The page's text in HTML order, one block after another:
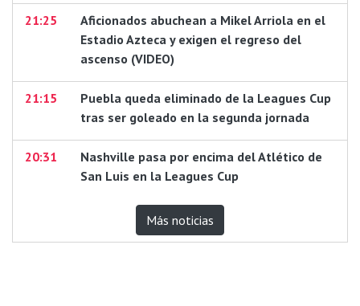
21:25
Aficionados abuchean a Mikel Arriola en el
Estadio Azteca y exigen el regreso del
ascenso (VIDEO)
21:15
Puebla queda eliminado de la Leagues Cup
tras ser goleado en la segunda jornada
20:31
Nashville pasa por encima del Atlético de
San Luis en la Leagues Cup
Más noticias